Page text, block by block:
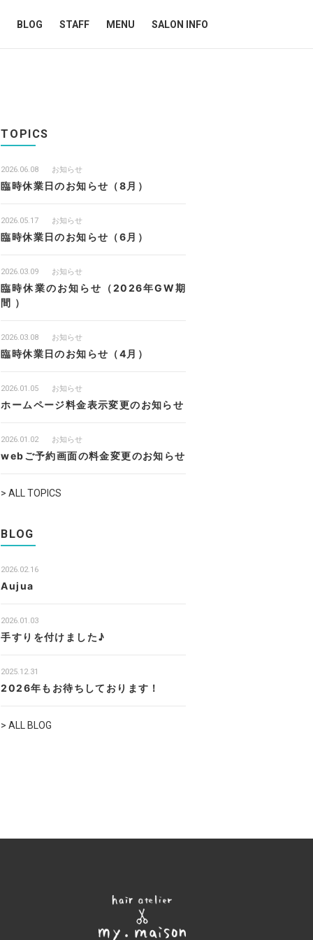
BLOG STAFF MENU SALON INFO
TOPICS
2026.06.08 お知らせ
臨時休業日のお知らせ（8月）
2026.05.17 お知らせ
臨時休業日のお知らせ（6月）
2026.03.09 お知らせ
臨時休業のお知らせ（2026年GW期
間 ）
2026.03.08 お知らせ
臨時休業日のお知らせ（4月）
2026.01.05 お知らせ
ホームページ料金表示変更のお知らせ
2026.01.02 お知らせ
webご予約画面の料金変更のお知らせ
> ALL TOPICS
BLOG
2026.02.16
Aujua
2026.01.03
手すりを付けました♪
2025.12.31
2026年もお待ちしております！
> ALL BLOG